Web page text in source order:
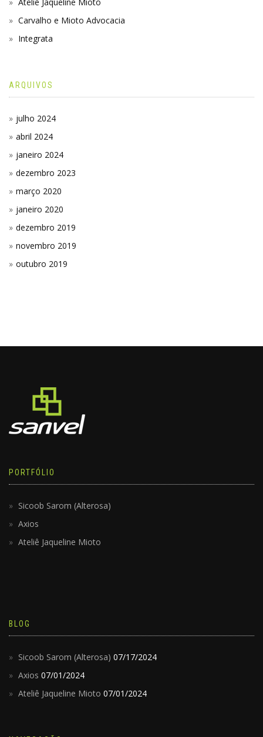
Carvalho e Mioto Advocacia
Integrata
ARQUIVOS
julho 2024
abril 2024
janeiro 2024
dezembro 2023
março 2020
janeiro 2020
dezembro 2019
novembro 2019
outubro 2019
PORTFÓLIO
Sicoob Sarom (Alterosa)
Axios
Ateliê Jaqueline Mioto
BLOG
Sicoob Sarom (Alterosa) 07/17/2024
Axios 07/01/2024
Ateliê Jaqueline Mioto 07/01/2024